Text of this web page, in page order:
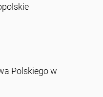
Polskiego w